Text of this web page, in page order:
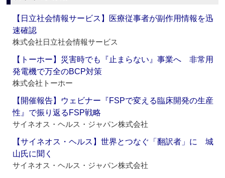
【日立社会情報サービス】医療従事者が副作用情報を迅
速確認
株式会社日立社会情報サービス
【トーホー】災害時でも『止まらない』事業へ 非常用
発電機で万全のBCP対策
株式会社トーホー
【開催報告】ウェビナー『FSPで変える臨床開発の生産
性』で振り返るFSP戦略
サイネオス・ヘルス・ジャパン株式会社
【サイネオス・ヘルス】世界とつなぐ「翻訳者」に 城
山氏に聞く
サイネオス・ヘルス・ジャパン株式会社